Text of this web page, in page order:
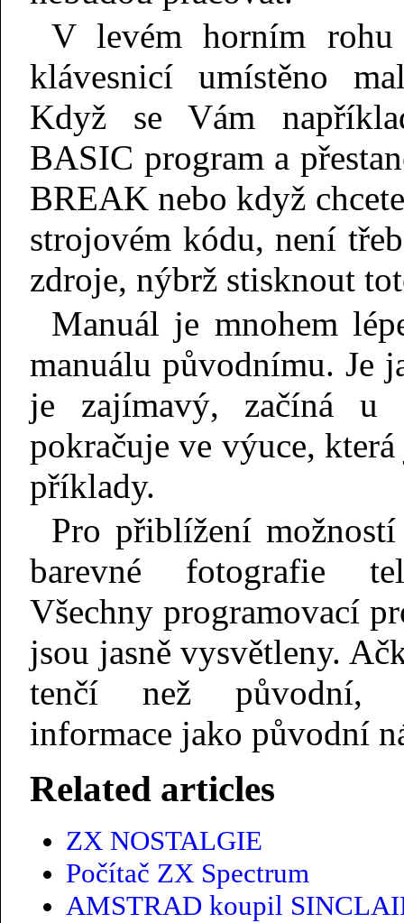
V levém horním
klávesnicí umístěno
Když se Vám
BASIC program a
BREAK nebo když
strojovém kódu, není
zdroje, nýbrž stisknout
Manuál je mnohem
manuálu původnímu. Je
je zajímavý, začíná u
pokračuje ve výuce,
příklady.
Pro přiblížení
barevné fotografie
Všechny programovací
jsou jasně vysvětleny.
tenčí než původní,
informace jako původní
Related articles
ZX NOSTALGIE
Počítač ZX Spectrum
AMSTRAD koupil